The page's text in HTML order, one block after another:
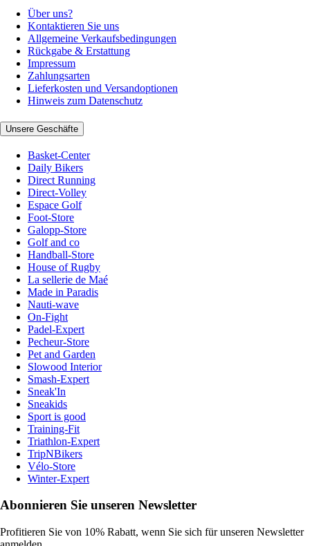
Über uns?
Kontaktieren Sie uns
Allgemeine Verkaufsbedingungen
Rückgabe & Erstattung
Impressum
Zahlungsarten
Lieferkosten und Versandoptionen
Hinweis zum Datenschutz
Unsere Geschäfte
Basket-Center
Daily Bikers
Direct Running
Direct-Volley
Espace Golf
Foot-Store
Galopp-Store
Golf and co
Handball-Store
House of Rugby
La sellerie de Maé
Made in Paradis
Nauti-wave
On-Fight
Padel-Expert
Pecheur-Store
Pet and Garden
Slowood Interior
Smash-Expert
Sneak'In
Sneakids
Sport is good
Training-Fit
Triathlon-Expert
TripNBikers
Vélo-Store
Winter-Expert
Abonnieren Sie unseren Newsletter
Profitieren Sie von 10% Rabatt, wenn Sie sich für unseren Newsletter